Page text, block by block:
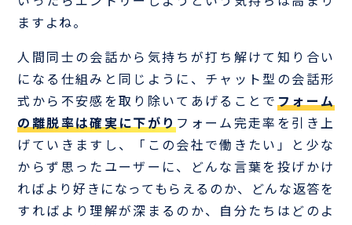
ますよね。
人間同士の会話から気持ちが打ち解けて知り合い
になる仕組みと同じように、チャット型の会話形
式から不安感を取り除いてあげることで フォーム
の離脱率は確実に下がりフォーム完走率を引き上
げていきますし、「この会社で働きたい」と少な
からず思ったユーザーに、どんな言葉を投げかけ
ればより好きになってもらえるのか、どんな返答を
すればより理解が深まるのか、自分たちはどのよ